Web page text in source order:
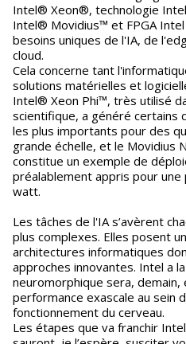
Intel® Xeon®, technologie
Intel® Movidius™ et FPGA
besoins uniques de l'IA, de
cloud.
Cela concerne tant
solutions matérielles et
Intel® Xeon Phi™, très utilisé
scientifique, a généré
les plus importants pour des
grande échelle, et le Movidius
constitue un exemple de
préalablement appris pour une
watt.
Les tâches de l'IA s’avèrent
plus complexes. Elles posent
architectures informatiques
approches innovantes. Intel a
neuromorphique sera,
performance exascale au sein
fonctionnement du cerveau.
Les étapes que va franchir